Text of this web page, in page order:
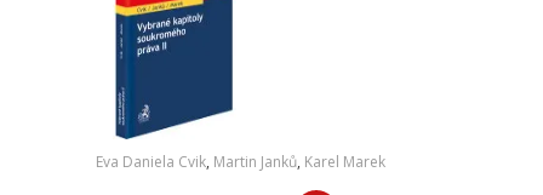
Eva Daniela Cvik, Martin Janků, Karel Marek